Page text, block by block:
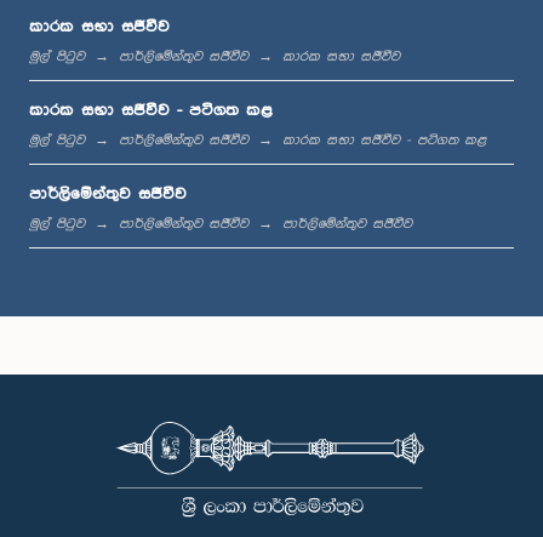
මධ්‍යාහ්න 12:00 - ප.ව. 12:05
ප.ව. 12:05 - ප.ව. 12:13
ප.ව. 1:00 - ප.ව. 1:10
කාරක සභා සජීවීව
මුල් පිටුව පාර්ලිමේන්තුව සජීවීව කාරක සභා සජීවීව
කාරක සභා සජීවීව - පටිගත කළ
මුල් පිටුව පාර්ලිමේන්තුව සජීවීව කාරක සභා සජීවීව - පටිගත කළ
පාර්ලිමේන්තුව සජීවීව
මුල් පිටුව පාර්ලිමේන්තුව සජීවීව පාර්ලිමේන්තුව සජීවීව